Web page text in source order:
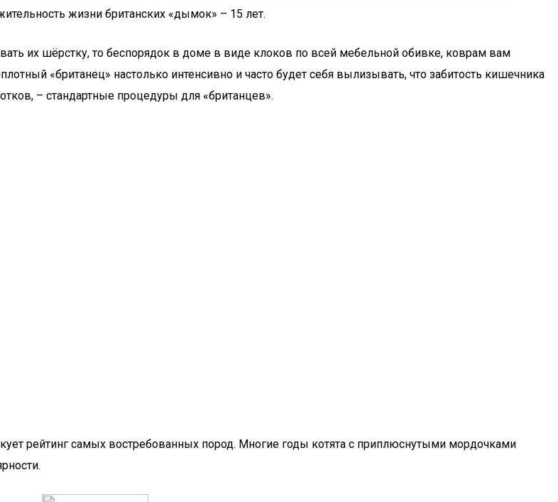
жизни британских «дымок» – 15 лет.
их шёрстку, то беспорядок в доме в виде клоков по всей мебельной обивке, коврам вам
«британец» настолько интенсивно и часто будет себя вылизывать, что забитость кишечника
– стандартные процедуры для «британцев».
рейтинг самых востребованных пород. Многие годы котята с приплюснутыми мордочками